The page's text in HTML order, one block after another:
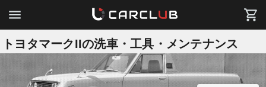
トヨタマークIIの洗車・工具・メンテナンス